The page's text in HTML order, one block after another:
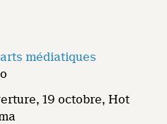
médiatiques
19 octobre, Hot